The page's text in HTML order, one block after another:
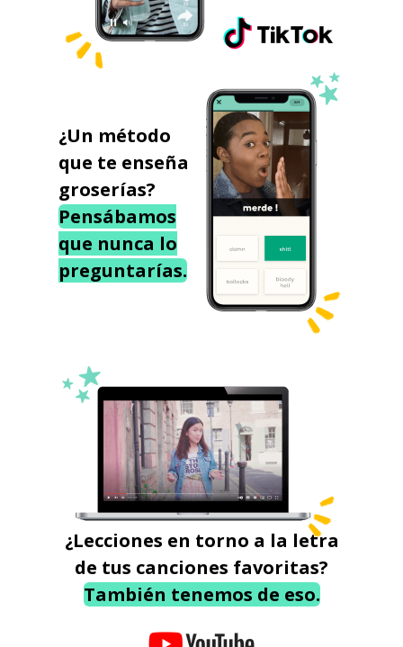
¿Un método
que te enseña
groserías?
Pensábamos
que nunca lo
preguntarías.
¿Lecciones en torno a la letra
de tus canciones favoritas?
También tenemos de eso.